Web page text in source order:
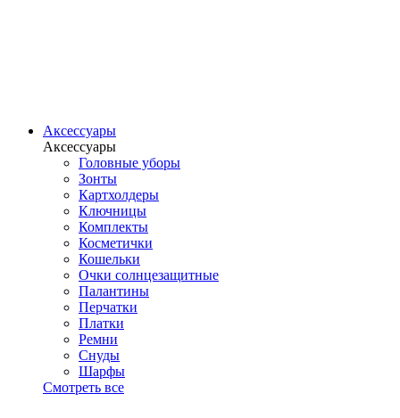
Аксессуары
Аксессуары
Головные уборы
Зонты
Картхолдеры
Ключницы
Комплекты
Косметички
Кошельки
Очки солнцезащитные
Палантины
Перчатки
Платки
Ремни
Снуды
Шарфы
Смотреть все